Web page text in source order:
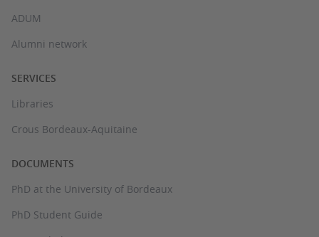
ADUM
Alumni network
SERVICES
Libraries
Crous Bordeaux-Aquitaine
DOCUMENTS
PhD at the University of Bordeaux
PhD Student Guide